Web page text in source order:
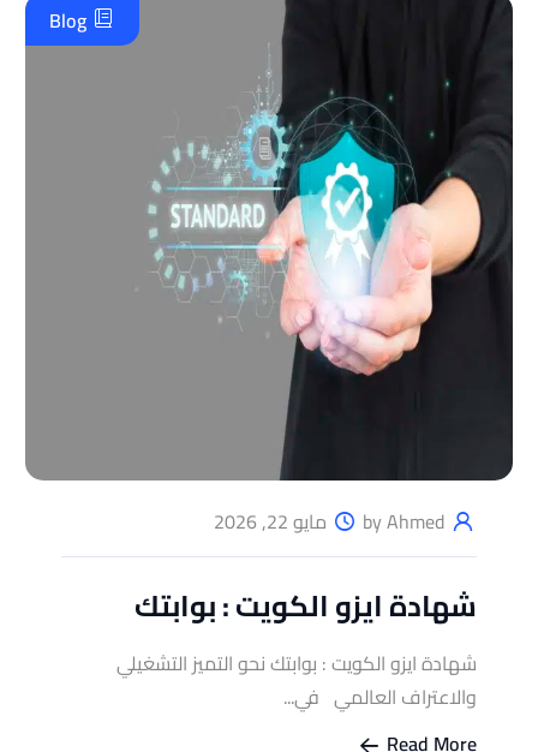
Blog
by Ahmed مايو 22, 2026
شهادة ايزو الكويت : بوابتك
شهادة ايزو الكويت : بوابتك نحو التميز التشغيلي
والاعتراف العالمي في...
Read More